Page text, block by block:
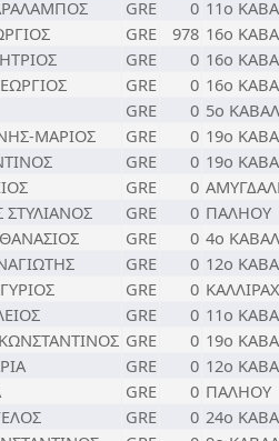
GRE 0 11ο
GRE 978 16ο
GRE 0 16ο
GRE 0 16ο
GRE 0 5ο
ΜΑΡΙΟΣ GRE 0 19ο
GRE 0 19ο
GRE 0
ΣΤΥΛΙΑΝΟΣ GRE 0 ΠΑΛΗΟΥ
GRE 0 4ο
GRE 0 12ο
GRE 0
GRE 0 11ο
GRE 0 19ο
GRE 0 12ο
GRE 0 ΠΑΛΗΟΥ
GRE 0 24ο